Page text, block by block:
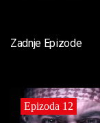
Zadnje Epizode
Epizoda 12